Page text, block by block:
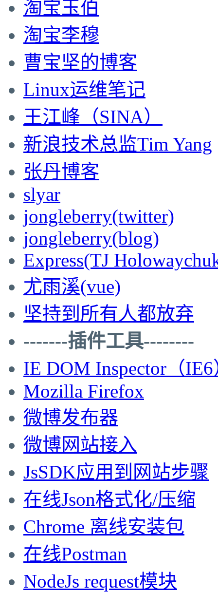
淘宝玉伯
淘宝李穆
曹宝坚的博客
Linux运维笔记
王江峰（SINA）
新浪技术总监Tim Yang
张丹博客
slyar
jongleberry(twitter)
jongleberry(blog)
Express(TJ
尤雨溪(vue)
坚持到所有人都放弃
-------插件工具--------
IE DOM Inspector（
Mozilla Firefox
微博发布器
微博网站接入
JsSDK应用到网站步骤
在线Json格式化/压缩
Chrome 离线安装包
在线Postman
NodeJs request模块